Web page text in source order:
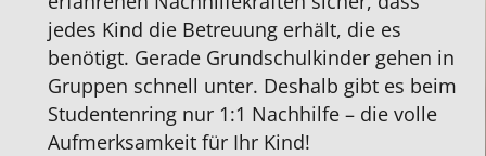
jedes Kind die Betreuung erhält, die es
benötigt. Gerade Grundschulkinder gehen in
Gruppen schnell unter. Deshalb gibt es beim
Studentenring nur 1:1 Nachhilfe – die volle
Aufmerksamkeit für Ihr Kind!